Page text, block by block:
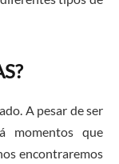
A pesar de ser
momentos que
encontraremos